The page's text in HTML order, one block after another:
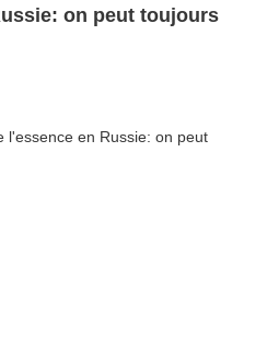
on peut toujours